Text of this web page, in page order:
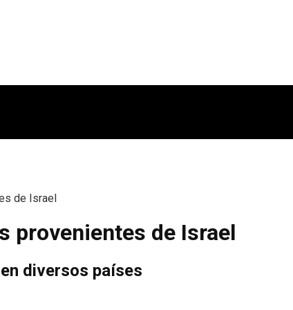
de Israel
provenientes de Israel
diversos países